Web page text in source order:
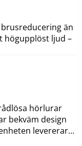
än
högupplöst ljud –
med over ear-
hörlurar
bekväm design
levererar
medan